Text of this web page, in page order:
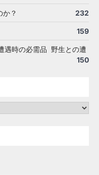
か？ 232
159
遇時の必需品 野生との遭
150